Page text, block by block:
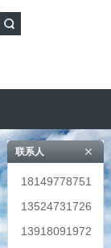
联系人
18149778751
13524731726
13918091972